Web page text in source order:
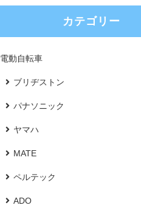
カテゴリー
電動自転車
ブリヂストン
パナソニック
ヤマハ
MATE
ペルテック
ADO